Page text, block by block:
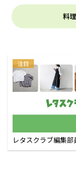
料
注目
レタスクラブ編集